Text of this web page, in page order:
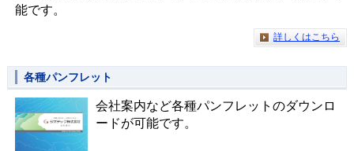
能です。
詳しくはこちら
各種パンフレット
会社案内など各種パンフレットのダウンロ
ードが可能です。